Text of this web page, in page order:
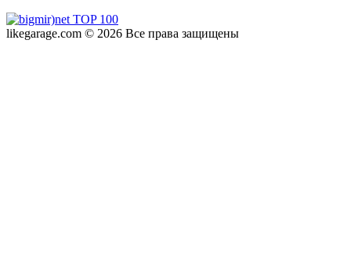
likegarage.com © 2026 Все права защищены